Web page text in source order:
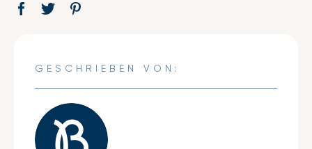
Auf
Öffnet
Tweet
Öffnet
GESCHRIEBEN VON: